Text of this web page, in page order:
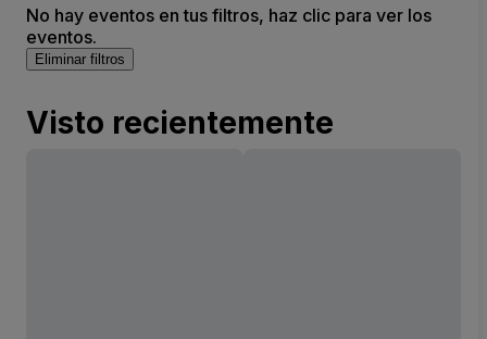
No hay eventos en tus filtros, haz clic para ver los
eventos.
Eliminar filtros
Visto recientemente